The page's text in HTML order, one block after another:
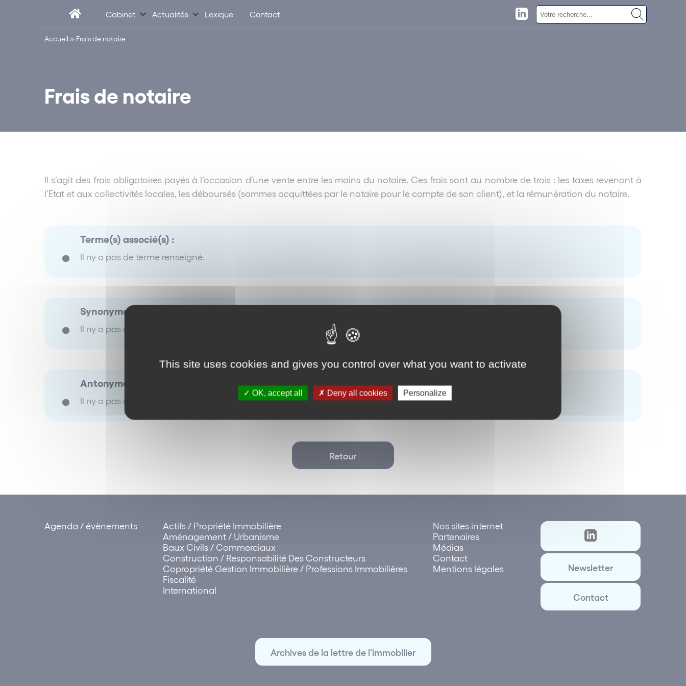
Cabinet Actualités Lexique Contact
Accueil » Frais de notaire
Frais de notaire
Il s’agit des frais obligatoires payés à l’occasion d’une vente entre les mains du notaire. Ces frais sont au nombre de trois : les taxes revenant à
l’Etat et aux collectivités locales, les déboursés (sommes acquittées par le notaire pour le compte de son client), et la rémunération du notaire.
Terme(s) associé(s) :
Il ny a pas de terme renseigné.
Synonyme(s) :
Il ny a pas de terme renseigné.
Antonyme(s) :
Il ny a pas de terme renseigné.
Retour
Agenda / évènements
Actifs / Propriété Immobilière
Aménagement / Urbanisme
Baux Civils / Commerciaux
Construction / Responsabilité Des Constructeurs
Copropriété Gestion Immobilière / Professions Immobilières
Fiscalité
International
Nos sites internet
Partenaires
Médias
Contact
Mentions légales
Newsletter
Contact
Archives de la lettre de l'immobilier
This site uses cookies and gives you control over what you want to activate
OK, accept all Deny all cookies Personalize